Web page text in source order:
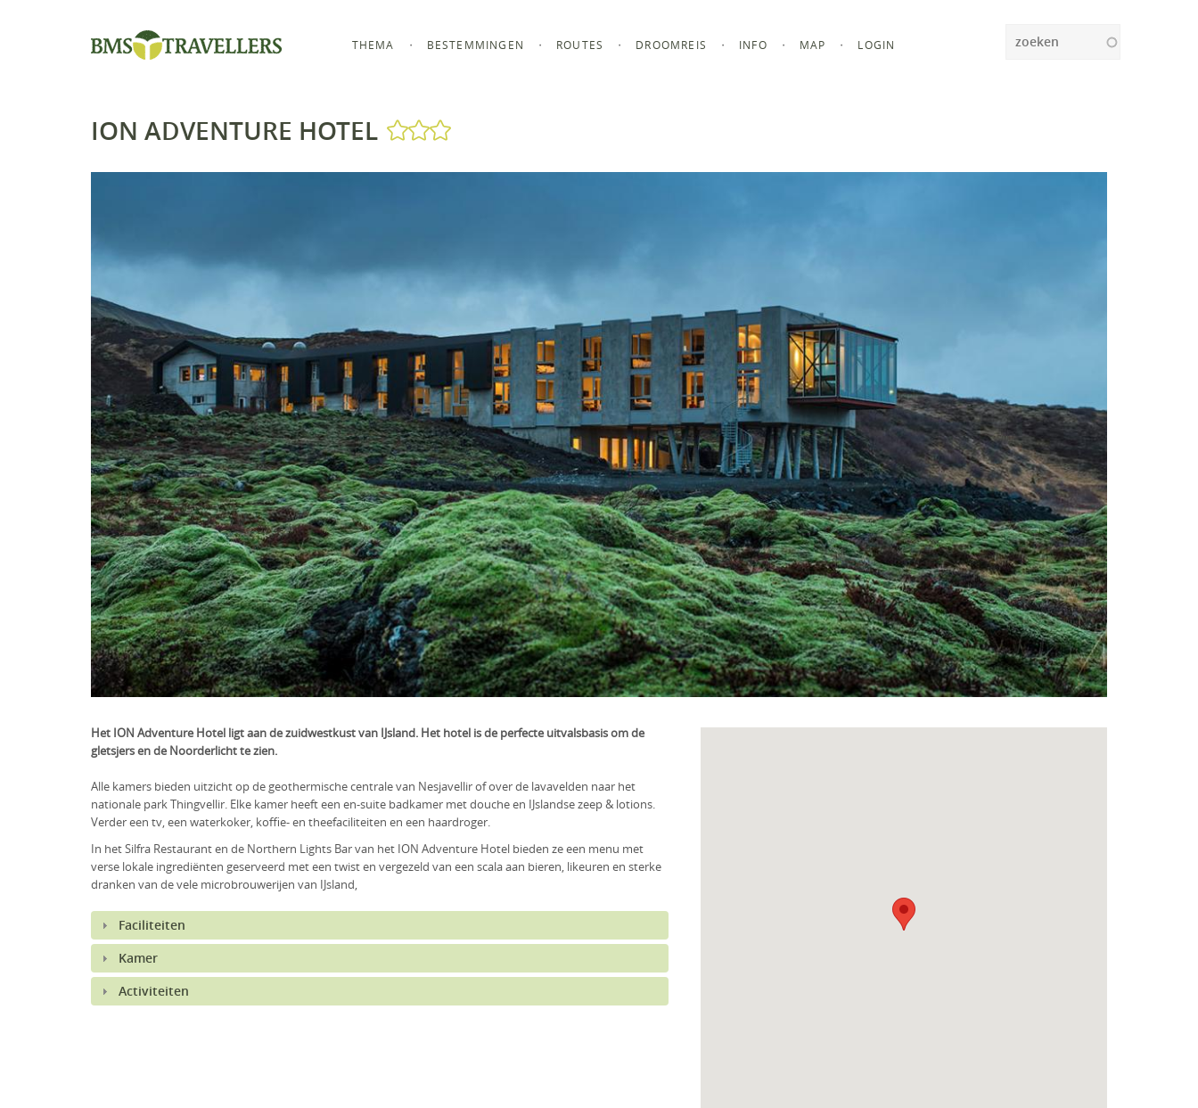
THEMA BESTEMMINGEN ROUTES DROOMREIS INFO MAP LOGIN
Zoeken
ION ADVENTURE HOTEL
Het ION Adventure Hotel ligt aan de zuidwestkust van IJsland. Het hotel is de perfecte uitvalsbasis om de
gletsjers en de Noorderlicht te zien.
Alle kamers bieden uitzicht op de geothermische centrale van Nesjavellir of over de lavavelden naar het
nationale park Thingvellir. Elke kamer heeft een en-suite badkamer met douche en IJslandse zeep & lotions.
Verder een tv, een waterkoker, koffie- en theefaciliteiten en een haardroger.
In het Silfra Restaurant en de Northern Lights Bar van het ION Adventure Hotel bieden ze een menu met
verse lokale ingrediënten geserveerd met een twist en vergezeld van een scala aan bieren, likeuren en sterke
dranken van de vele microbrouwerijen van IJsland,
Faciliteiten
Kamer
Activiteiten